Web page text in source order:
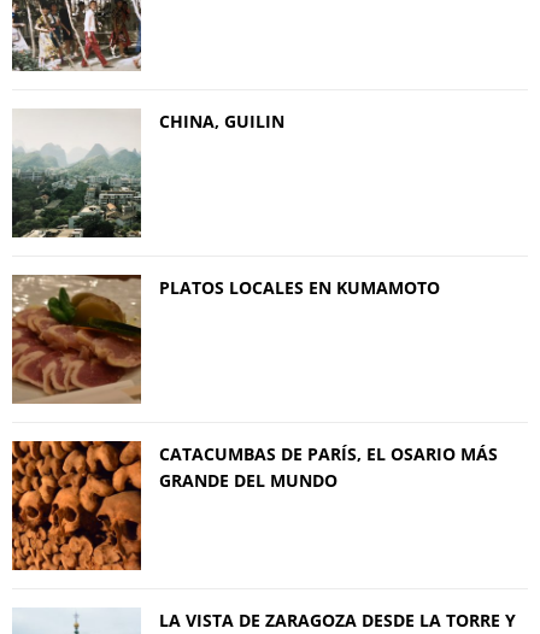
CHINA, GUILIN
PLATOS LOCALES EN KUMAMOTO
CATACUMBAS DE PARÍS, EL OSARIO MÁS
GRANDE DEL MUNDO
LA VISTA DE ZARAGOZA DESDE LA TORRE Y